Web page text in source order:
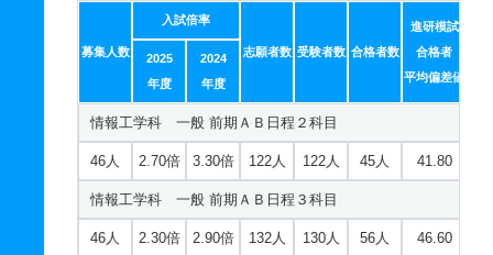
募集人数
入試倍率
志願者数 受験者数 合格者数
進研模試
合格者
平均偏差値
2025
年度
2024
年度
情報工学科 一般 前期ＡＢ日程２科目
46人 2.70倍 3.30倍 122人 122人 45人 41.80
情報工学科 一般 前期ＡＢ日程３科目
46人 2.30倍 2.90倍 132人 130人 56人 46.60